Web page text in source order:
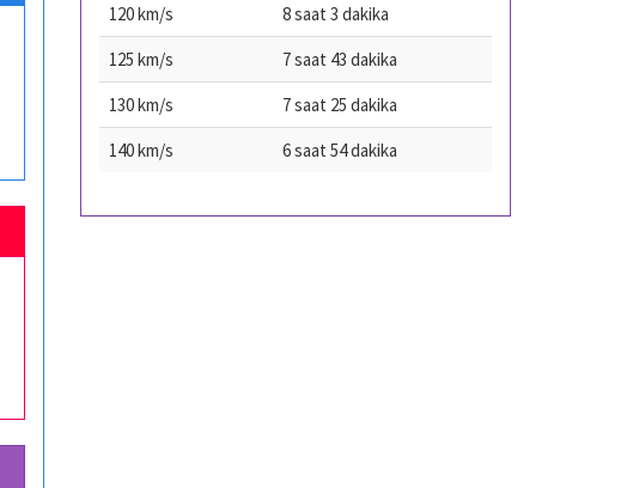
120 km/s
8 saat 3 dakika
125 km/s
7 saat 43 dakika
130 km/s
7 saat 25 dakika
140 km/s
6 saat 54 dakika